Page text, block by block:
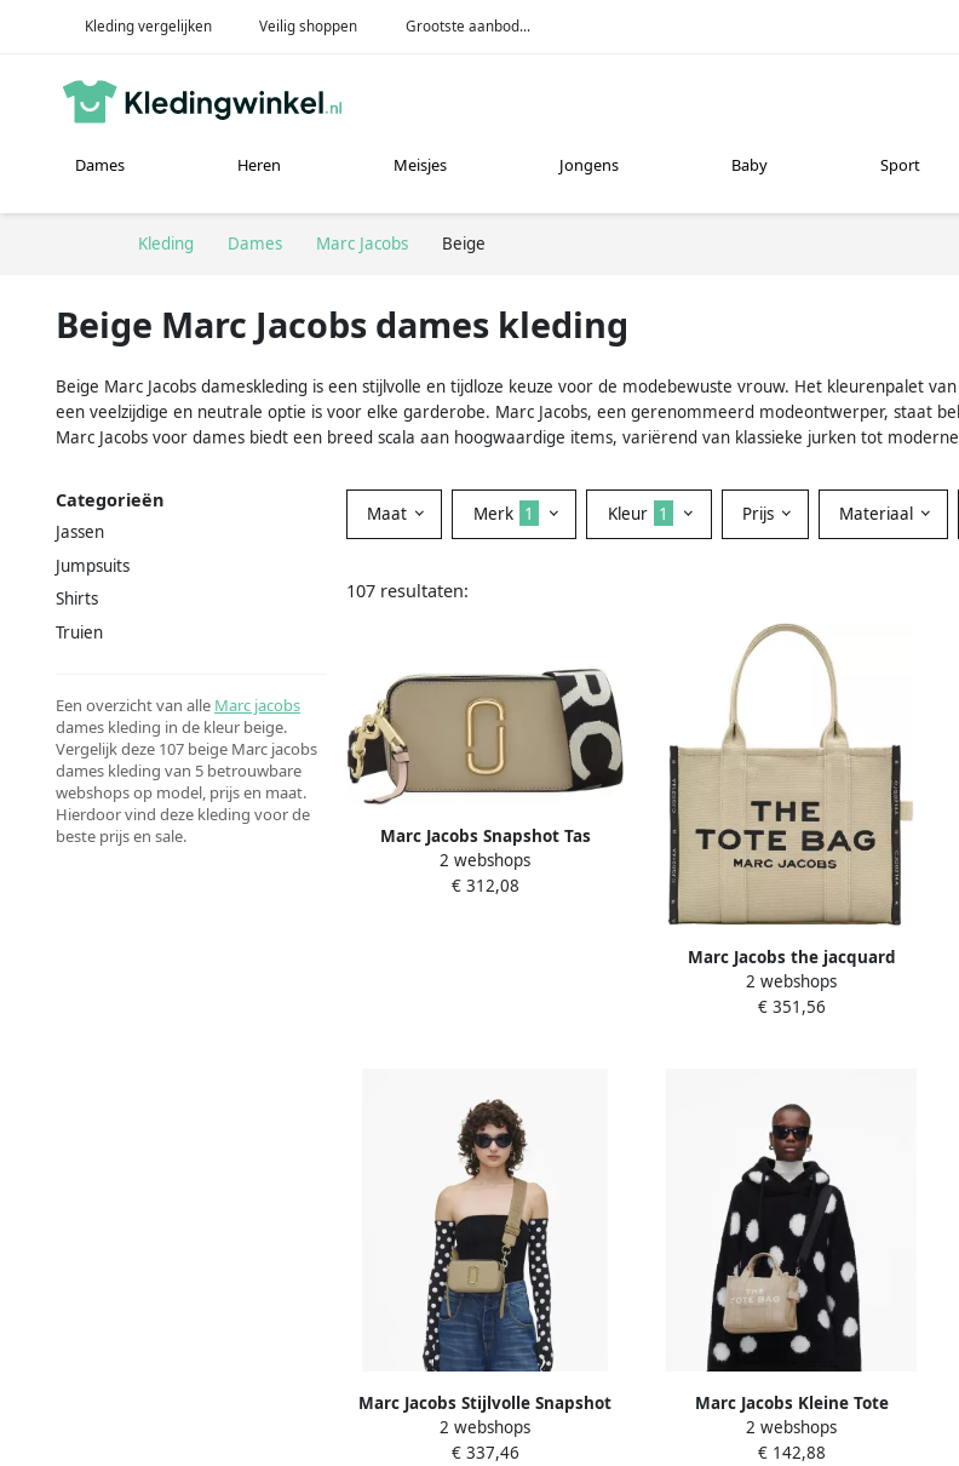
Kleding vergelijken Veilig shoppen Grootste aanbod...
Dames Heren Meisjes Jongens Baby Sport
Kleding Dames Marc Jacobs Beige
Beige Marc Jacobs dames kleding
Beige Marc Jacobs dameskleding is een stijlvolle en tijdloze keuze voor de modebewuste vrouw. Het kleurenpalet
een veelzijdige en neutrale optie is voor elke garderobe. Marc Jacobs, een gerenommeerd modeontwerper, staat
Marc Jacobs voor dames biedt een breed scala aan hoogwaardige items, variërend van klassieke jurken tot moderne
Categorieën
Jassen
Jumpsuits
Shirts
Truien
Een overzicht van alle Marc jacobs
dames kleding in de kleur beige.
Vergelijk deze 107 beige Marc jacobs
dames kleding van 5 betrouwbare
webshops op model, prijs en maat.
Hierdoor vind deze kleding voor de
beste prijs en sale.
Maat Merk 1 Kleur 1 Prijs Materiaal
107 resultaten:
Marc Jacobs Snapshot Tas
Saffiano Leer Dubbele Rits
Verstelbare Band Multicolor
2 webshops
€ 312,08
Marc Jacobs the jacquard
traveler tote bag large Beige
Dames
2 webshops
€ 351,56
Marc Jacobs Stijlvolle Snapshot
Tassen Collectie Beige Dames
2 webshops
€ 337,46
Marc Jacobs Kleine Tote
Shoppingtas Katoen Logo Beige
Dames
2 webshops
€ 142,88